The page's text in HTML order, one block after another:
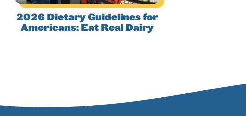
2026 Dietary Guidelines for
Americans: Eat Real Dairy